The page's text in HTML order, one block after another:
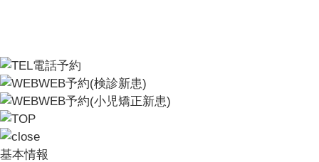
電話予約
WEB予約(検診新患)
WEB予約(小児矯正新患)
基本情報